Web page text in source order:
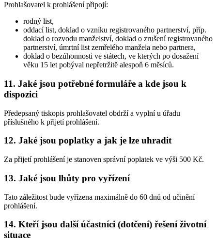
Prohlašovatel k prohlášení připojí:
rodný list,
oddací list, doklad o vzniku registrovaného partnerství, příp.
doklad o rozvodu manželství, doklad o zrušení registrovaného
partnerství, úmrtní list zemřelého manžela nebo partnera,
doklad o bezúhonnosti ve státech, ve kterých po dosažení
věku 15 let pobýval nepřetržitě alespoň 6 měsíců.
11. Jaké jsou potřebné formuláře a kde jsou k
dispozici
Předepsaný tiskopis prohlašovatel obdrží a vyplní u úřadu
příslušného k přijetí prohlášení.
12. Jaké jsou poplatky a jak je lze uhradit
Za přijetí prohlášení je stanoven správní poplatek ve výši 500 Kč.
13. Jaké jsou lhůty pro vyřízení
Tato záležitost bude vyřízena maximálně do 60 dnů od učinění
prohlášení.
14. Kteří jsou další účastníci (dotčení) řešení životní
situace